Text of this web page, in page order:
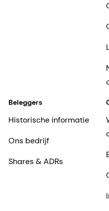
Beleggers
Historische informatie
Ons bedrijf
Shares & ADRs